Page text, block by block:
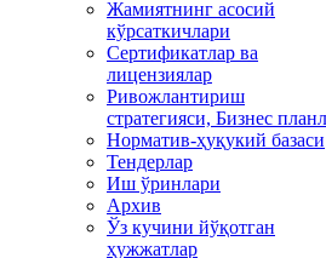
Жамиятнинг асосий
кўрсаткичлари
Сертификатлар ва
лицензиялар
Ривожлантириш
стратегияси, Бизнес
Норматив-ҳуқукий базаси
Тендерлар
Иш ўринлари
Архив
Ўз кучини йўқотган
ҳужжатлар